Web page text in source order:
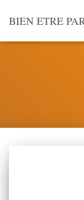
BIEN ETRE